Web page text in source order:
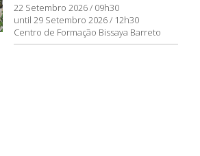
22 Setembro 2026 / 09h30
until 29 Setembro 2026 / 12h30
Centro de Formação Bissaya Barreto